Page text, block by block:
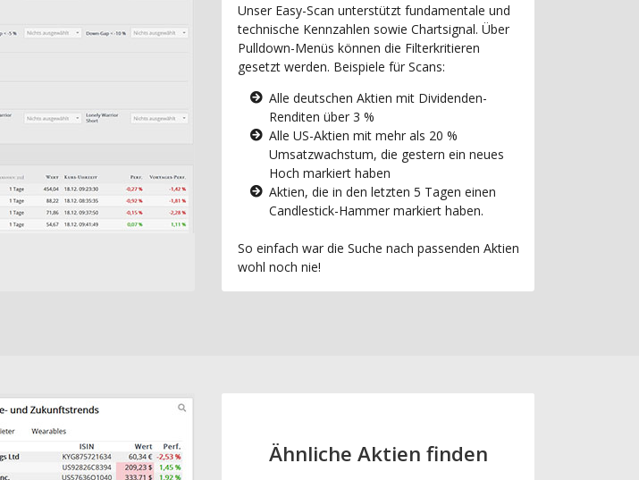
Unser Easy-Scan unterstützt fundamentale und
technische Kennzahlen sowie Chartsignal. Über
Pulldown-Menüs können die Filterkritieren
gesetzt werden. Beispiele für Scans:
Alle deutschen Aktien mit Dividenden-
Renditen über 3 %
Alle US-Aktien mit mehr als 20 %
Umsatzwachstum, die gestern ein neues
Hoch markiert haben
Aktien, die in den letzten 5 Tagen einen
Candlestick-Hammer markiert haben.
So einfach war die Suche nach passenden Aktien
wohl noch nie!
Ähnliche Aktien finden